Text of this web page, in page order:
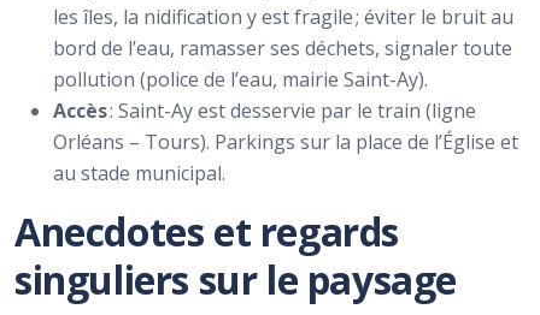
les îles, la nidification y est fragile ; éviter le bruit au
bord de l’eau, ramasser ses déchets, signaler toute
pollution (police de l’eau, mairie Saint-Ay).
Accès: Saint-Ay est desservie par le train (ligne
Orléans – Tours). Parkings sur la place de l’Église et
au stade municipal.
Anecdotes et regards
singuliers sur le paysage